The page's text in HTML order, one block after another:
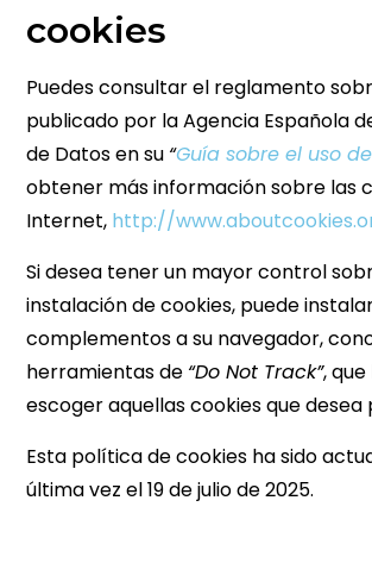
cookies
Puedes consultar el reglamento
publicado por la Agencia Española
de Datos en su “Guía sobre el uso
obtener más información sobre las
Internet, http://
Si desea tener un mayor control
instalación de cookies, puede
complementos a su navegador,
herramientas de “Do Not Track”,
escoger aquellas cookies que desea
Esta política de cookies ha sido
última vez el 19 de julio de 2025.